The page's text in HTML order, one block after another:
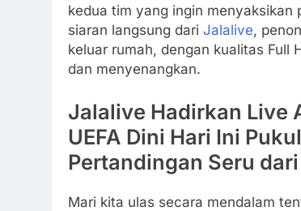
kedua tim yang ingin menyaksikan
siaran langsung dari Jalalive,
keluar rumah, dengan kualitas Full
dan menyenangkan.
Jalalive Hadirkan Live
UEFA Dini Hari Ini
Pertandingan Seru
Mari kita ulas secara mendalam